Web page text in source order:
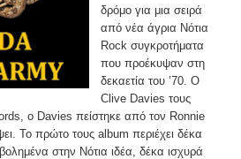
δρόμο για μια σειρά
από νέα άγρια Νότια
Rock συγκροτήματα
που προέκυψαν στη
δεκαετία του ’70. Ο
Clive Davies τους
ο Davies πείστηκε από τον Ronnie
Το πρώτο τους album περιέχει δέκα
στην Νότια ιδέα, δέκα ισχυρά